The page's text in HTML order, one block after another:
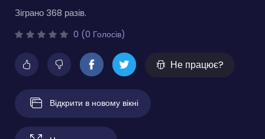
Зіграно 368 разів.
0 (0 Голосів)
Не працює?
Відкрити в новому вікні